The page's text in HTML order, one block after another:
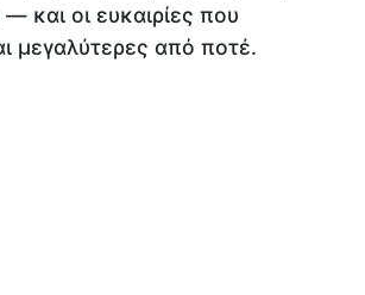
και οι ευκαιρίες που
μεγαλύτερες από ποτέ.